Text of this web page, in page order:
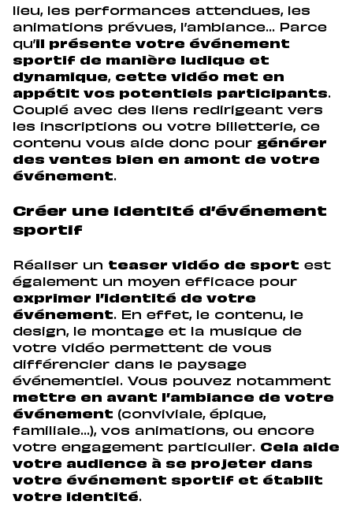
lieu, les performances attendues, les
animations prévues, l’ambiance… Parce
qu’ il présente votre événement
sportif de manière ludique et
dynamique, cette vidéo met en
appétit vos potentiels participants.
Couplé avec des liens redirigeant vers
les inscriptions ou votre billetterie, ce
contenu vous aide donc pour générer
des ventes bien en amont de votre
événement.
Créer une identité d’événement
sportif
Réaliser un teaser vidéo de sport est
également un moyen efficace pour
exprimer l’identité de votre
événement. En effet, le contenu, le
design, le montage et la musique de
votre vidéo permettent de vous
différencier dans le paysage
événementiel. Vous pouvez notamment
mettre en avant l’ambiance de votre
événement (conviviale, épique,
familiale…), vos animations, ou encore
votre engagement particulier. Cela aide
votre audience à se projeter dans
votre événement sportif et établit
votre identité.